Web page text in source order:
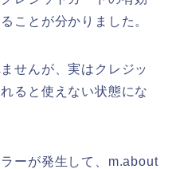
ことが分かりました。
せんが、実はクレジッ
ると使えない状態にな
ーが発生して、m.about